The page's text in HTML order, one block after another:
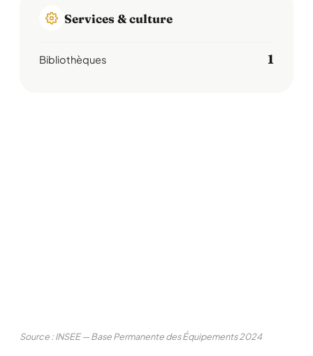
Services & culture
Bibliothèques 1
Source : INSEE — Base Permanente des Équipements 2024